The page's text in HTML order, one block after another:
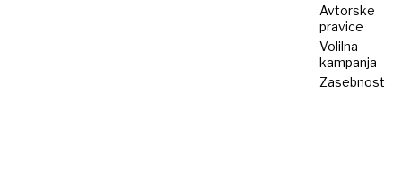
Avtorske
pravice
Volilna
kampanja
Zasebnost